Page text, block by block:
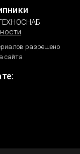
разрешено
сайта